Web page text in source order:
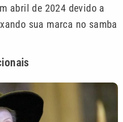
abril de 2024 devido a
sua marca no samba